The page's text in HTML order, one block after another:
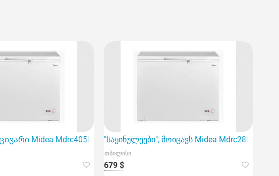
არჩევანი თქვენი სახლისთვის.
Midea Mdrc405Fzf01Gl"საყინულეები", მოიცავს Midea
თბილისი
679 $